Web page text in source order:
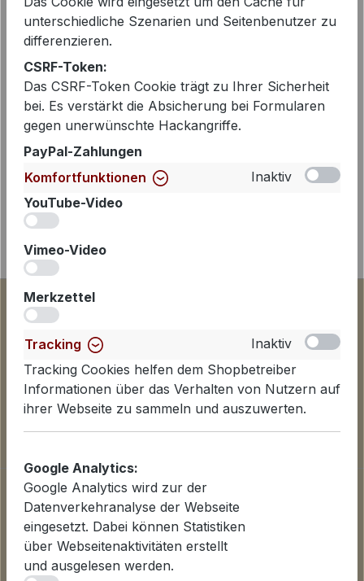
Beschreibung
Die Bluse Byaku von Japan TKY ist
ein modernes Essential für Frauen, die
klare Looks mit femininer Weichheit
lieben. In der…Mehr
Informationen
Datenschutzerklärung
Lieferinformationen
Zahlungsarten
AGB
unterschiedliche Szenarien und Seitenbenutzer zu
differenzieren.
CSRF-Token:
Das CSRF-Token Cookie trägt zu Ihrer Sicherheit
bei. Es verstärkt die Absicherung bei Formularen
gegen unerwünschte Hackangriffe.
PayPal-Zahlungen
Komfortfunktionen
Inaktiv
YouTube-Video
Vimeo-Video
Merkzettel
Tracking
Inaktiv
Tracking Cookies helfen dem Shopbetreiber
Informationen über das Verhalten von Nutzern auf
ihrer Webseite zu sammeln und auszuwerten.
Google Analytics:
Google Analytics wird zur der
Datenverkehranalyse der Webseite
eingesetzt. Dabei können Statistiken
über Webseitenaktivitäten erstellt
und ausgelesen werden.